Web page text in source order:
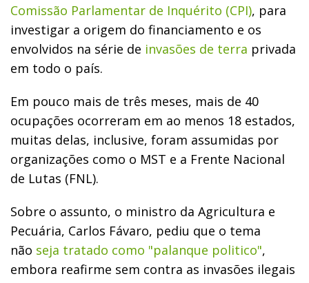
Comissão Parlamentar de Inquérito (CPI), para
investigar a origem do financiamento e os
envolvidos na série de invasões de terra privada
em todo o país.
Em pouco mais de três meses, mais de 40
ocupações ocorreram em ao menos 18 estados,
muitas delas, inclusive, foram assumidas por
organizações como o MST e a Frente Nacional
de Lutas (FNL).
Sobre o assunto, o ministro da Agricultura e
Pecuária, Carlos Fávaro, pediu que o tema
não seja tratado como "palanque politico",
embora reafirme sem contra as invasões ilegais